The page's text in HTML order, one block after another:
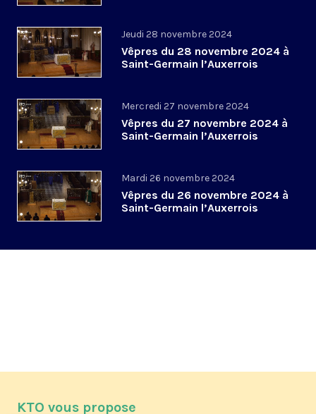
Jeudi 28 novembre 2024
Vêpres du 28 novembre 2024 à
Saint-Germain l’Auxerrois
Mercredi 27 novembre 2024
Vêpres du 27 novembre 2024 à
Saint-Germain l’Auxerrois
Mardi 26 novembre 2024
Vêpres du 26 novembre 2024 à
Saint-Germain l’Auxerrois
KTO vous propose